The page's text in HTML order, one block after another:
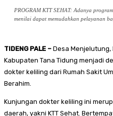
PROGRAM KTT SEHAT: Adanya
menilai dapat memudahkan pelayanan
TIDENG PALE – Desa Menjelutung,
Kabupaten Tana Tidung menjadi
dokter keliling dari Rumah Sakit
Berahim.
Kunjungan dokter keliling ini
daerah, yakni KTT Sehat.